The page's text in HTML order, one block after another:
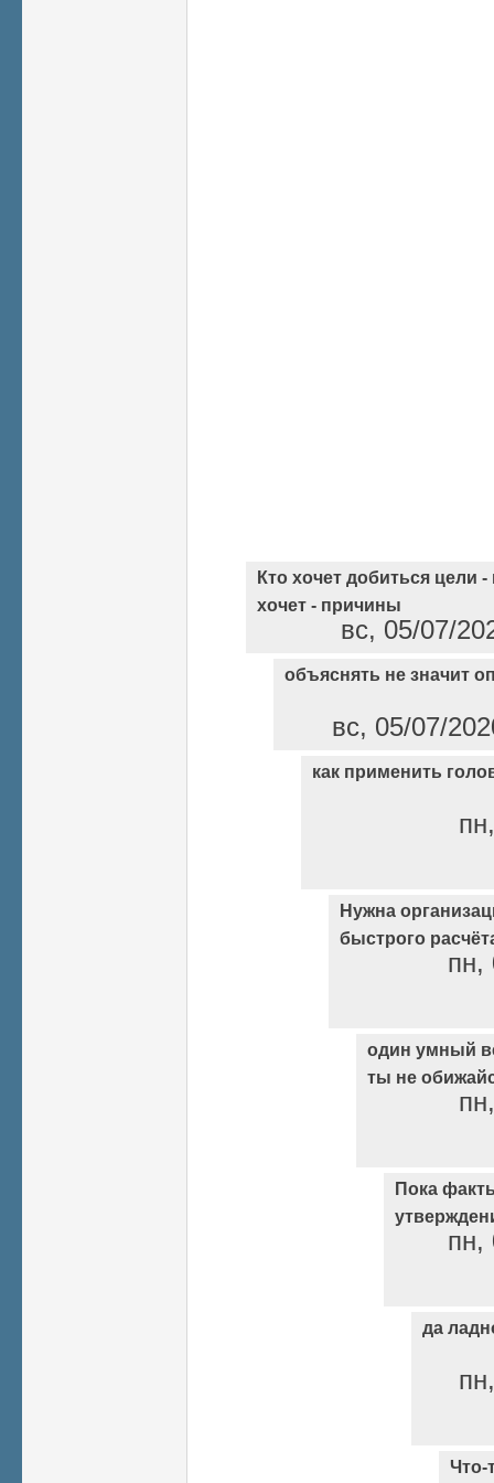
Кто хочет добиться цели
хочет - причины
вс, 05/07/
объяснять не значит
вс, 05/07/
как применить
Нужна
быстрого
пн,
один умный
ты не
Пока
пн,
да
Что-